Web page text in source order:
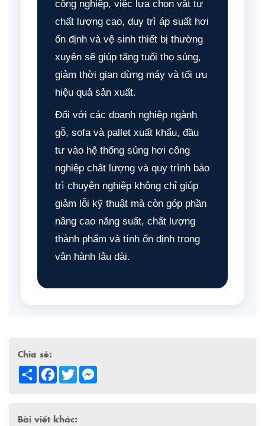
công nghiệp, việc lựa chọn vật tư
chất lượng cao, duy trì áp suất hơi
ổn định và vệ sinh thiết bị thường
xuyên sẽ giúp tăng tuổi thọ súng,
giảm thời gian dừng máy và tối ưu
hiệu quả sản xuất.
Đối với các doanh nghiệp ngành
gỗ, sofa và pallet xuất khẩu, đầu
tư vào hệ thống súng hơi công
nghiệp chất lượng và quy trình bảo
trì chuyên nghiệp không chỉ giúp
giảm lỗi kỹ thuật mà còn góp phần
nâng cao năng suất, chất lượng
thành phẩm và tính ổn định trong
vận hành lâu dài.
Chia sẻ:
Share Facebook
Twitter
Bài viết khác: